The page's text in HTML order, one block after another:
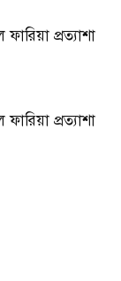
প্রত্যাশা
প্রত্যাশা